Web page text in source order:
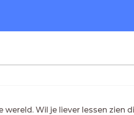
wereld. Wil je liever lessen zien